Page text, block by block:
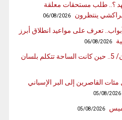
؟.. طلب مستحقات معلقة
ينتظرون
06/08/2026
تعرف على مواعيد انطلاق أبرز
06/08/2026
جامع الفنا كما سمعها كولان/ 5.. حين كانت الساحة تتكلم بلسان
مئات القاصرين إلى البر الإسباني
05/08/2026
05/08/2026